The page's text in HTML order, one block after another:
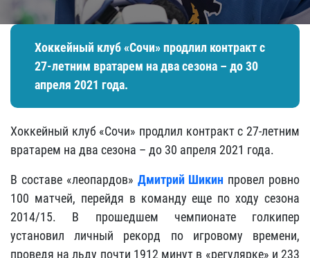
Хоккейный клуб «Сочи» продлил контракт с
27-летним вратарем на два сезона – до 30
апреля 2021 года.
Хоккейный клуб «Сочи» продлил контракт с 27-летним
вратарем на два сезона – до 30 апреля 2021 года.
В составе «леопардов» Дмитрий Шикин провел ровно
100 матчей, перейдя в команду еще по ходу сезона
2014/15. В прошедшем чемпионате голкипер
установил личный рекорд по игровому времени,
проведя на льду почти 1912 минут в «регулярке» и 233